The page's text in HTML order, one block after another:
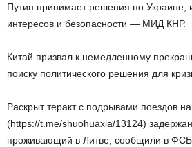
Путин принимает решения по Украине,
интересов и безопасности — МИД КНР.
Китай призвал к немедленному
поиску политического решения для
Раскрыт теракт с подрывами поездов
(https://t.me/shuohuaxia/13124)
проживающий в Литве, сообщили в